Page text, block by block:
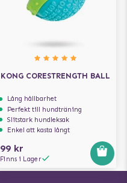
KONG CORESTRENGTH BALL
Lång hållbarhet
Perfekt till hundträning
Slitstark hundleksak
Enkel att kasta långt
99 kr
Finns i Lager